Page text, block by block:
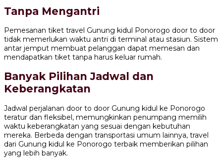
Tanpa Mengantri
Pemesanan tiket travel Gunung kidul Ponorogo door to door
tidak memerlukan waktu antri di terminal atau stasiun. Sistem
antar jemput membuat pelanggan dapat memesan dan
mendapatkan tiket tanpa harus keluar rumah.
Banyak Pilihan Jadwal dan
Keberangkatan
Jadwal perjalanan door to door Gunung kidul ke Ponorogo
teratur dan fleksibel, memungkinkan penumpang memilih
waktu keberangkatan yang sesuai dengan kebutuhan
mereka. Berbeda dengan transportasi umum lainnya, travel
dari Gunung kidul ke Ponorogo terbaik memberikan pilihan
yang lebih banyak.